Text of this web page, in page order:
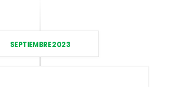
SEPTIEMBRE 2023